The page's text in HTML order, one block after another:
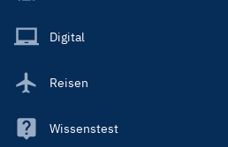
Main
Digital
Reisen
Wissenstest